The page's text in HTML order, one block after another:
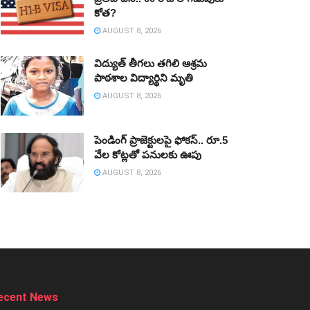
కోత?
AUGUST 8, 2026
విద్యుత్‌ తీగలు తగిలి ఆశ్రమ
పాఠశాల విద్యార్థిని మృతి
AUGUST 8, 2026
పెండింగ్‌ ప్రాజెక్టులపై ఫోకస్‌.. రూ.5
వేల కోట్లతో పనులకు ఊపు
AUGUST 8, 2026
News